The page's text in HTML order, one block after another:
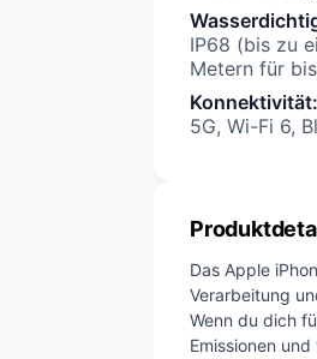
IP68 (bis zu
Metern für
Konnektivität:
5G, Wi-Fi 6,
Das Apple
Verarbeitung
Wenn du dich
Emissionen